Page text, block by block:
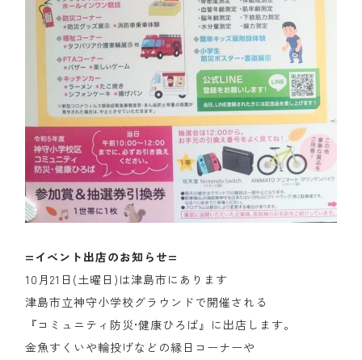
=イベント出店のお知らせ=
10月21日(土曜日)は津島市にあります
津島市立神守小学校グラウンドで開催される
『コミュニティ防災•健康ひろば』に出店します。
金魚すくいや輪投げなどの縁日コーナーや